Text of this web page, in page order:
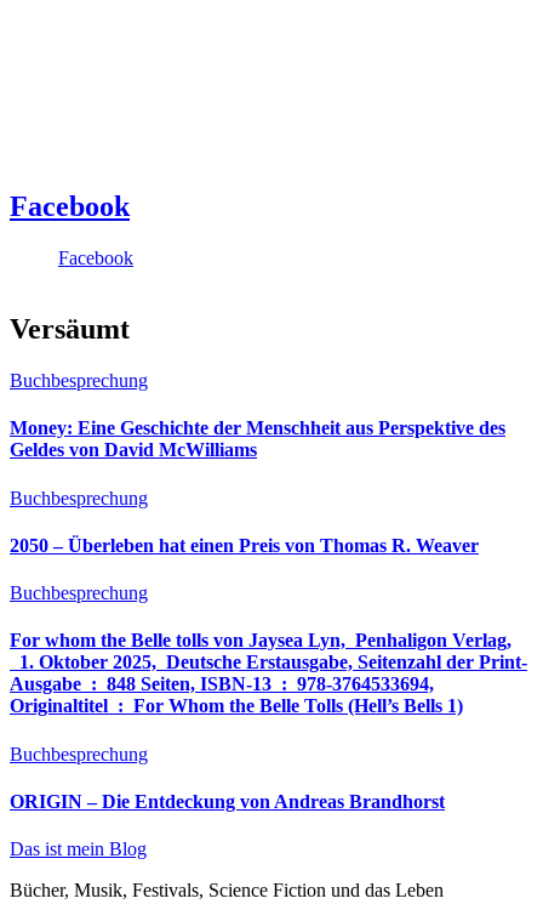
Facebook
Facebook
Versäumt
Buchbesprechung
Money: Eine Geschichte der Menschheit aus Perspektive des
Geldes von David McWilliams
Buchbesprechung
2050 – Überleben hat einen Preis von Thomas R. Weaver
Buchbesprechung
For whom the Belle tolls von Jaysea Lyn, ‎ Penhaligon Verlag,
‎ 1. Oktober 2025, ‎ Deutsche Erstausgabe, Seitenzahl der Print-
Ausgabe ‏ : ‎ 848 Seiten, ISBN-13 ‏ : ‎ 978-3764533694,
Originaltitel ‏ : ‎ For Whom the Belle Tolls (Hell’s Bells 1)
Buchbesprechung
ORIGIN – Die Entdeckung von Andreas Brandhorst
Das ist mein Blog
Bücher, Musik, Festivals, Science Fiction und das Leben